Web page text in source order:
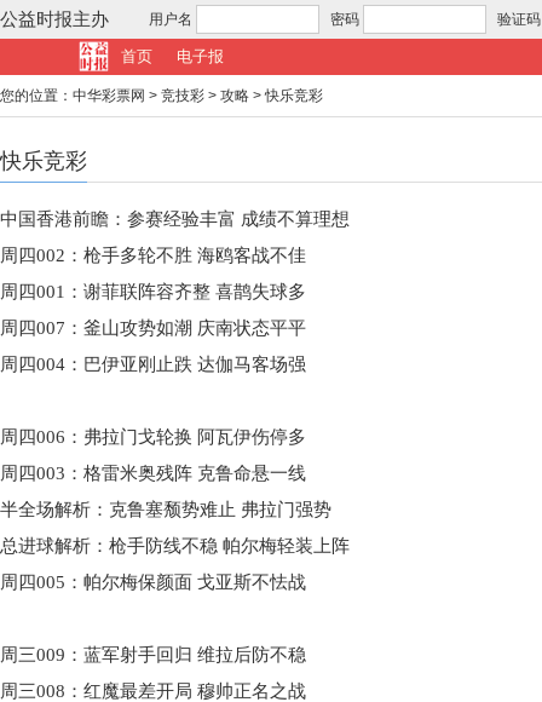
公益时报主办 用户名 密码 验证码
首页 电子报
您的位置： 中华彩票网 > 竞技彩 > 攻略 >快乐竞彩
快乐竞彩
中国香港前瞻：参赛经验丰富 成绩不算理想
周四002：枪手多轮不胜 海鸥客战不佳
周四001：谢菲联阵容齐整 喜鹊失球多
周四007：釜山攻势如潮 庆南状态平平
周四004：巴伊亚刚止跌 达伽马客场强
周四006：弗拉门戈轮换 阿瓦伊伤停多
周四003：格雷米奥残阵 克鲁命悬一线
半全场解析：克鲁塞颓势难止 弗拉门强势
总进球解析：枪手防线不稳 帕尔梅轻装上阵
周四005：帕尔梅保颜面 戈亚斯不怯战
周三009：蓝军射手回归 维拉后防不稳
周三008：红魔最差开局 穆帅正名之战